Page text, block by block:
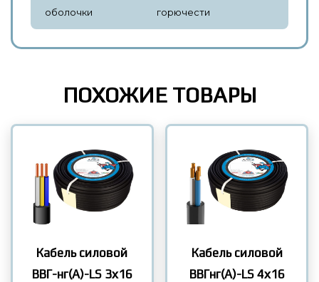
оболочки
горючести
ПОХОЖИЕ ТОВАРЫ
Кабель силовой
ВВГ-нг(А)-LS 3х16
Кабель силовой
ВВГнг(А)-LS 4х16